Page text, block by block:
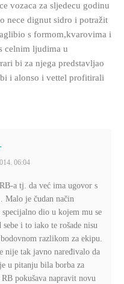
vozaca za sljedecu godinu
nece dignut sidro i potražit
s formom,kvarovima i
celnim ljudima u
bi za njega predstavljao
i alonso i vettel profitirali
06:04
a tj. da već ima ugovor s
Malo je čudan način
dio u kojem mu se
i to iako te rošade nisu
razlikom za ekipu.
nije tak javno naređivalo da
u pitanju bila borba za
pokušava napravit novu